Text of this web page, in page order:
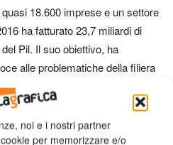
noi e i nostri partner
per memorizzare e/o
18.600 imprese e un settore
ha fatturato 23,7 miliardi di
Pil. Il suo obiettivo, ha
alle problematiche della filiera
crescita», creando sinergie
perdere l’identità storica di
la compongono. Una
un modello da imitare